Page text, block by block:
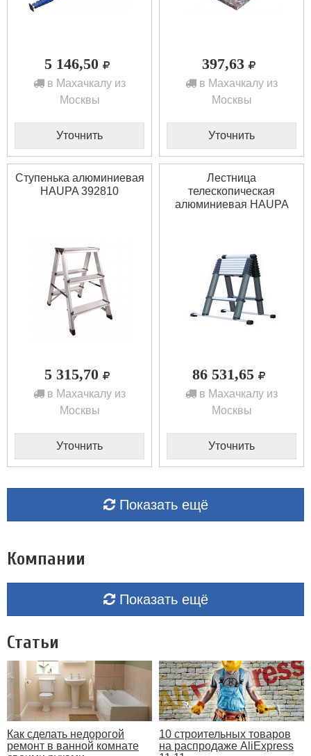
5 146,50
в Махачкалу из
Москвы
Уточнить
397,63
в Махачкалу из
Москвы
Уточнить
Ступенька алюминиевая
HAUPA 392810
5 315,70
в Махачкалу из
Москвы
Уточнить
Лестница
телескопическая
алюминиевая HAUPA
86 531,65
в Махачкалу из
Москвы
Уточнить
Показать ещё
Компании
Показать ещё
Статьи
Как сделать недорогой
ремонт в ванной комнате
10 строительных товаров
на распродаже AliExpress